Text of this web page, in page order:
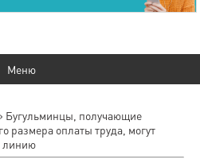
Бугульминцы, получающие
размера оплаты труда, могут
линию